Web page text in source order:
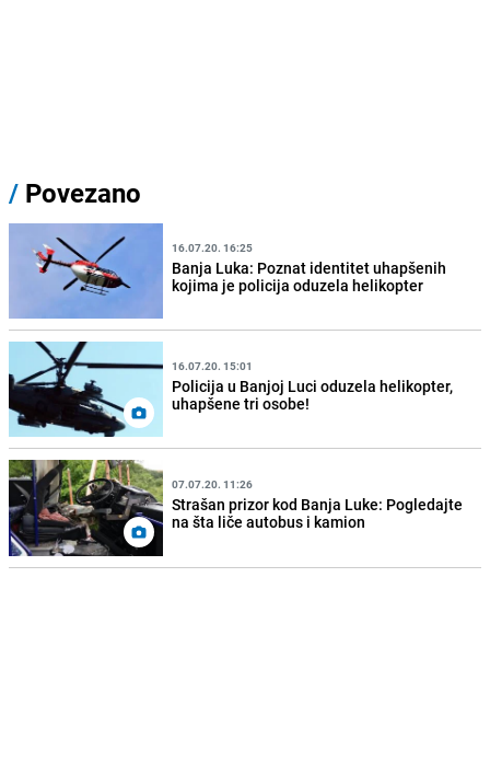
/ Povezano
16.07.20. 16:25
Banja Luka: Poznat identitet uhapšenih
kojima je policija oduzela helikopter
16.07.20. 15:01
Policija u Banjoj Luci oduzela helikopter,
uhapšene tri osobe!
07.07.20. 11:26
Strašan prizor kod Banja Luke: Pogledajte
na šta liče autobus i kamion